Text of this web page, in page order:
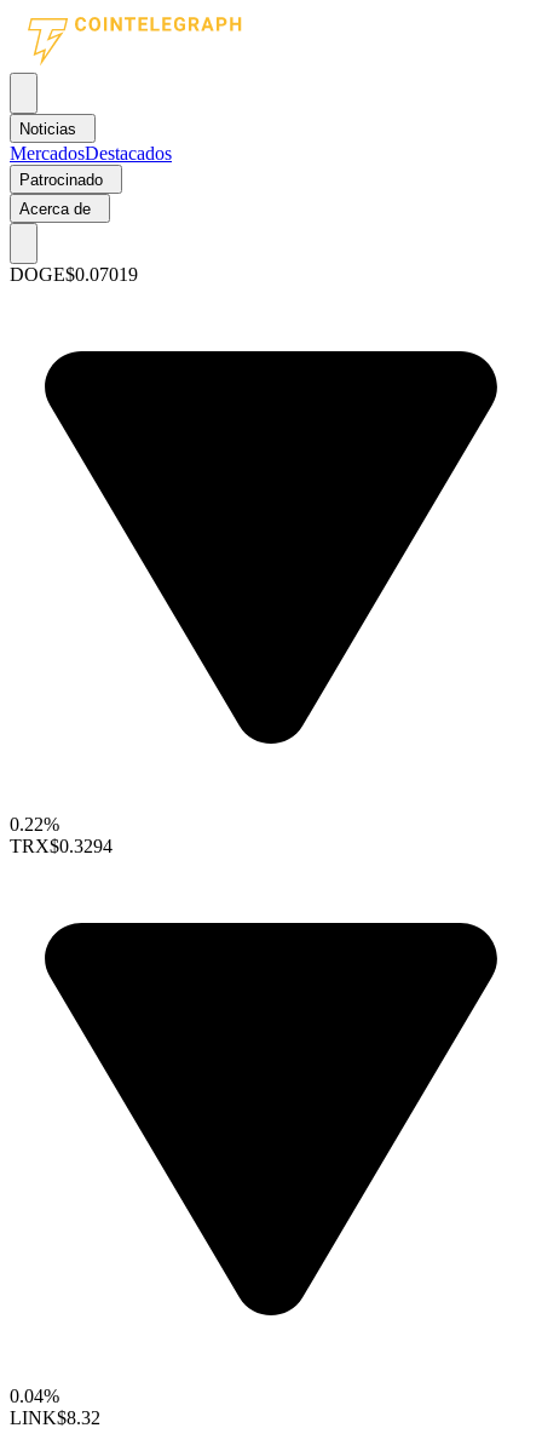
Noticias
MercadosDestacados
Patrocinado
Acerca de
DOGE$0.07019
0.22%
TRX$0.3294
0.04%
LINK$8.32